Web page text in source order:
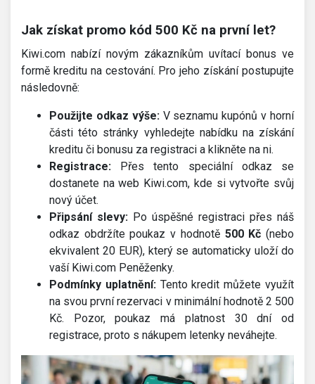
Jak získat promo kód 500 Kč na první let?
Kiwi.com nabízí novým zákazníkům uvítací bonus ve
formě kreditu na cestování. Pro jeho získání postupujte
následovně:
Použijte odkaz výše:V seznamu kupónů v horní
části této stránky vyhledejte nabídku na získání
kreditu či bonusu za registraci a klikněte na ni.
Registrace: Přes tento speciální odkaz se
dostanete na web Kiwi.com, kde si vytvořte svůj
nový účet.
Připsání slevy: Po úspěšné registraci přes náš
odkaz obdržíte poukaz v hodnotě 500 Kč (nebo
ekvivalent 20 EUR), který se automaticky uloží do
vaší Kiwi.com Peněženky.
Podmínky uplatnění:Tento kredit můžete využít
na svou první rezervaci v minimální hodnotě 2 500
Kč. Pozor, poukaz má platnost 30 dní od
registrace, proto s nákupem letenky neváhejte.